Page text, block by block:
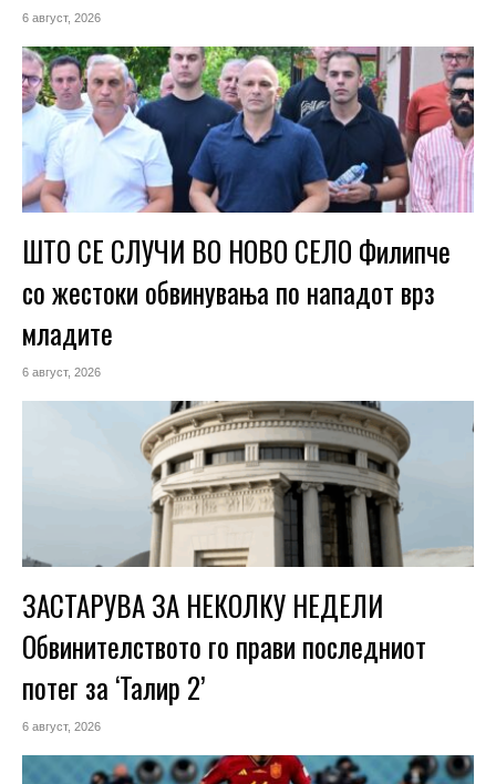
6 август, 2026
ШТО СЕ СЛУЧИ ВО НОВО СЕЛО Филипче
со жестоки обвинувања по нападот врз
младите
6 август, 2026
ЗАСТАРУВА ЗА НЕКОЛКУ НЕДЕЛИ
Обвинителството го прави последниот
потег за ‘Талир 2’
6 август, 2026